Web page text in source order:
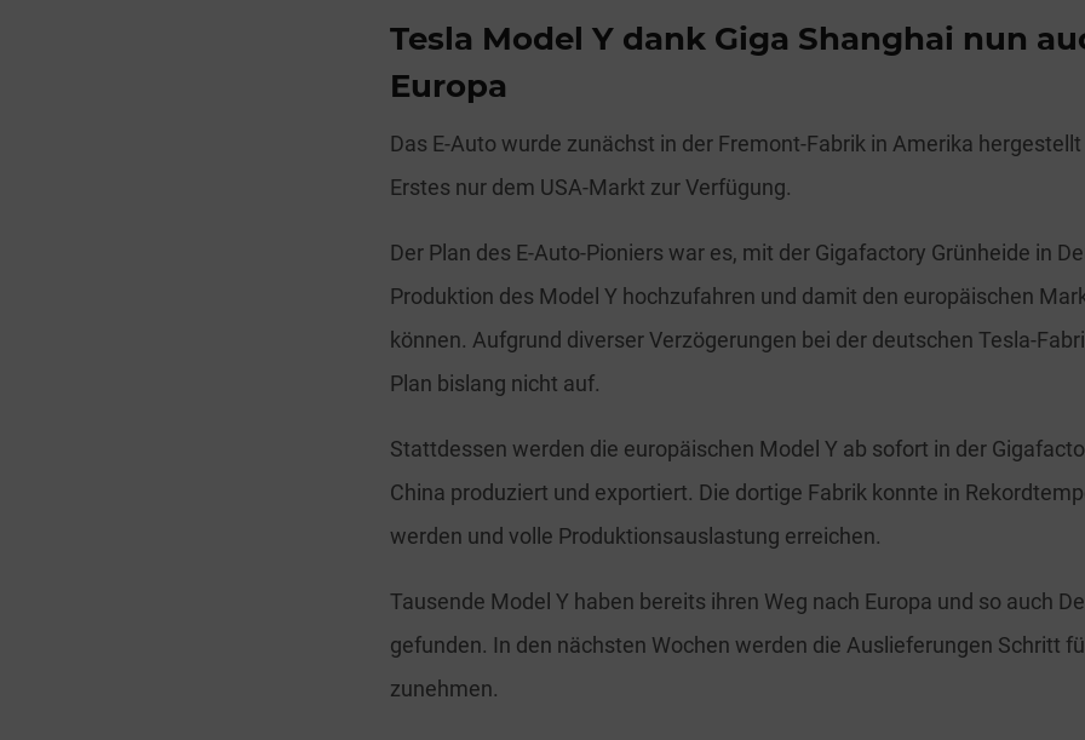
Tesla Model Y dank Giga Shanghai nun
Europa
Das E-Auto wurde zunächst in der Fremont-Fabrik in Amerika
Erstes nur dem USA-Markt zur Verfügung.
Der Plan des E-Auto-Pioniers war es, mit der Gigafactory Grünheide in
Produktion des Model Y hochzufahren und damit den europäischen
können. Aufgrund diverser Verzögerungen bei der deutschen Tesla-
Plan bislang nicht auf.
Stattdessen werden die europäischen Model Y ab sofort in der
China produziert und exportiert. Die dortige Fabrik konnte in
werden und volle Produktionsauslastung erreichen.
Tausende Model Y haben bereits ihren Weg nach Europa und so auch
gefunden. In den nächsten Wochen werden die Auslieferungen Schritt
zunehmen.